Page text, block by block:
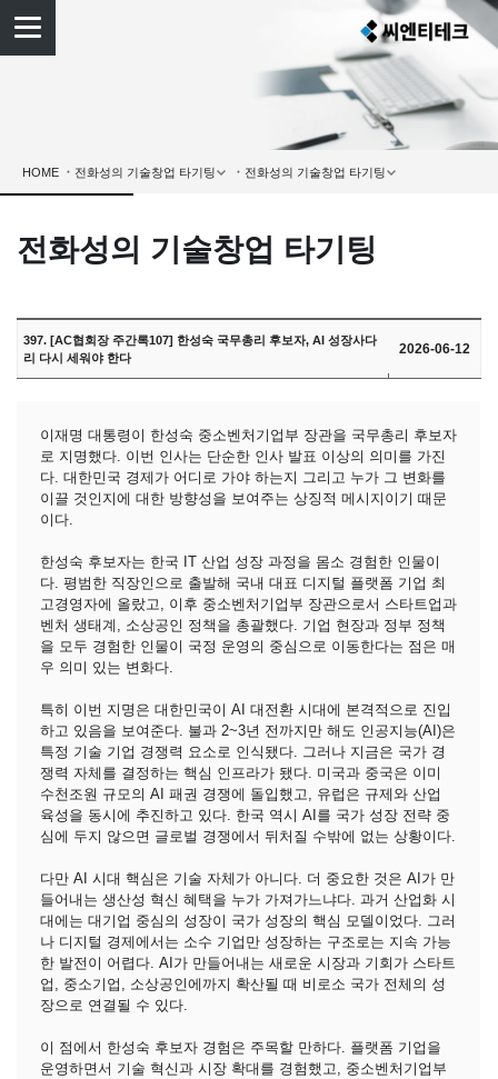
HOME
전화성의 기술창업 타기팅
397. [AC협회장 주간록107] 한성숙 국무총리 후보자, AI 성장사다
리 다시 세워야 한다
2026-06-12
이재명 대통령이 한성숙 중소벤처기업부 장관을 국무총리 후보자
로 지명했다. 이번 인사는 단순한 인사 발표 이상의 의미를 가진
다. 대한민국 경제가 어디로 가야 하는지 그리고 누가 그 변화를
이끌 것인지에 대한 방향성을 보여주는 상징적 메시지이기 때문
이다.
한성숙 후보자는 한국 IT 산업 성장 과정을 몸소 경험한 인물이
다. 평범한 직장인으로 출발해 국내 대표 디지털 플랫폼 기업 최
고경영자에 올랐고, 이후 중소벤처기업부 장관으로서 스타트업과
벤처 생태계, 소상공인 정책을 총괄했다. 기업 현장과 정부 정책
을 모두 경험한 인물이 국정 운영의 중심으로 이동한다는 점은 매
우 의미 있는 변화다.
특히 이번 지명은 대한민국이 AI 대전환 시대에 본격적으로 진입
하고 있음을 보여준다. 불과 2~3년 전까지만 해도 인공지능(AI)은
특정 기술 기업 경쟁력 요소로 인식됐다. 그러나 지금은 국가 경
쟁력 자체를 결정하는 핵심 인프라가 됐다. 미국과 중국은 이미
수천조원 규모의 AI 패권 경쟁에 돌입했고, 유럽은 규제와 산업
육성을 동시에 추진하고 있다. 한국 역시 AI를 국가 성장 전략 중
심에 두지 않으면 글로벌 경쟁에서 뒤처질 수밖에 없는 상황이다.
다만 AI 시대 핵심은 기술 자체가 아니다. 더 중요한 것은 AI가 만
들어내는 생산성 혁신 혜택을 누가 가져가느냐다. 과거 산업화 시
대에는 대기업 중심의 성장이 국가 성장의 핵심 모델이었다. 그러
나 디지털 경제에서는 소수 기업만 성장하는 구조로는 지속 가능
한 발전이 어렵다. AI가 만들어내는 새로운 시장과 기회가 스타트
업, 중소기업, 소상공인에까지 확산될 때 비로소 국가 전체의 성
장으로 연결될 수 있다.
이 점에서 한성숙 후보자 경험은 주목할 만하다. 플랫폼 기업을
운영하면서 기술 혁신과 시장 확대를 경험했고, 중소벤처기업부